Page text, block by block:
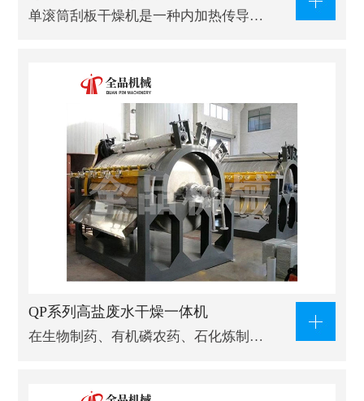
单滚筒刮板干燥机是一种内加热传导…
QP系列高盐废水干燥一体机
在生物制药、有机磷农药、石化炼制…